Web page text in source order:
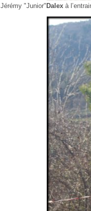
Jérémy "Junior" Dalex à